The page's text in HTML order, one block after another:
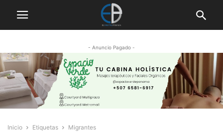
- Anuncio Pagado -
Inicio Etiquetas Migrantes